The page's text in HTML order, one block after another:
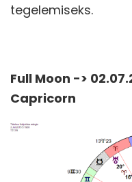
tegelemiseks.
Full Moon ->
Capricorn